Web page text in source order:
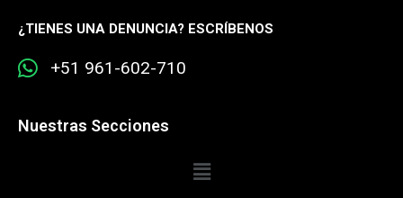
¿TIENES UNA DENUNCIA? ESCRÍBENOS
+51 961-602-710
Nuestras Secciones